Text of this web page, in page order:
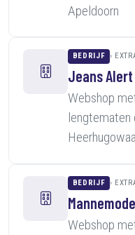
Apeldoorn
BEDRIJF
Jeans Alert
Webshop
lengtematen
BEDRIJF
Webshop